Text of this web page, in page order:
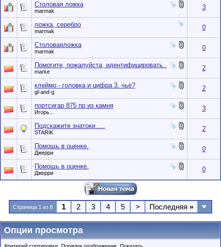
Столовая ложка
marmak 3
ложка, серебро
marmak 0
Столоваяложка
marmak 0
Помогите, пожалуйста, идентифицировать..
marke 2
клеймо - головка и цифра 3. чьё?
gl-and-g 2
портсигар 875 пр из камня
Игорь... 3
Подскажите знатоки ....
STARIK 2
Помощь в оценке.
Джерри 0
Помощь в оценке.
Джерри 0
Страница 1 из 8 1 2 3 4 5 > Последняя »
Опции просмотра